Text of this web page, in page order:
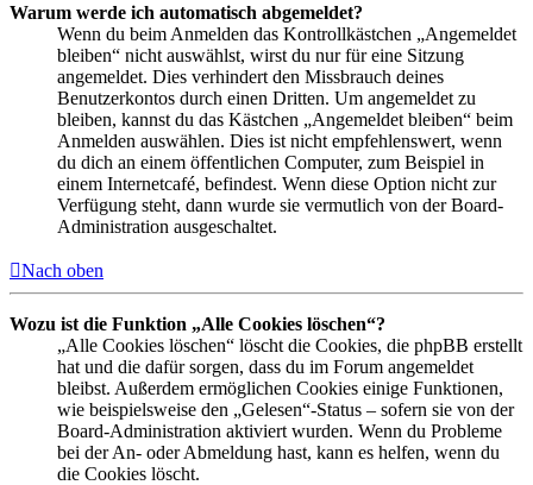
Warum werde ich automatisch abgemeldet?
Wenn du beim Anmelden das Kontrollkästchen „Angemeldet
bleiben“ nicht auswählst, wirst du nur für eine Sitzung
angemeldet. Dies verhindert den Missbrauch deines
Benutzerkontos durch einen Dritten. Um angemeldet zu
bleiben, kannst du das Kästchen „Angemeldet bleiben“ beim
Anmelden auswählen. Dies ist nicht empfehlenswert, wenn
du dich an einem öffentlichen Computer, zum Beispiel in
einem Internetcafé, befindest. Wenn diese Option nicht zur
Verfügung steht, dann wurde sie vermutlich von der Board-
Administration ausgeschaltet.
Nach oben
Wozu ist die Funktion „Alle Cookies löschen“?
„Alle Cookies löschen“ löscht die Cookies, die phpBB erstellt
hat und die dafür sorgen, dass du im Forum angemeldet
bleibst. Außerdem ermöglichen Cookies einige Funktionen,
wie beispielsweise den „Gelesen“-Status – sofern sie von der
Board-Administration aktiviert wurden. Wenn du Probleme
bei der An- oder Abmeldung hast, kann es helfen, wenn du
die Cookies löscht.